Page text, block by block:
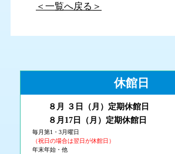
＜一覧へ戻る＞
休館日
８月 ３ 日（月 ） 定期休館日
８月17日（月 ）定期休館日
毎月第1・3月曜日
（祝日の場合は翌日が休館日）
年末年始・他